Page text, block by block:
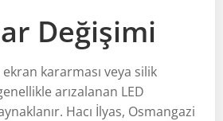
Değişimi
kararması veya silik
arızalanan LED
Hacı İlyas, Osmangazi